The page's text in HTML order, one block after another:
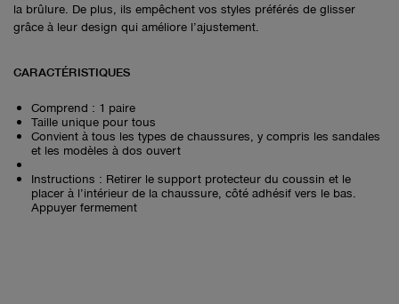
la brûlure. De plus, ils empêchent vos styles préférés de glisser
grâce à leur design qui améliore l’ajustement.
CARACTÉRISTIQUES
Comprend : 1 paire
Taille unique pour tous
Convient à tous les types de chaussures, y compris les sandales
et les modèles à dos ouvert
Instructions : Retirer le support protecteur du coussin et le
placer à l’intérieur de la chaussure, côté adhésif vers le bas.
Appuyer fermement